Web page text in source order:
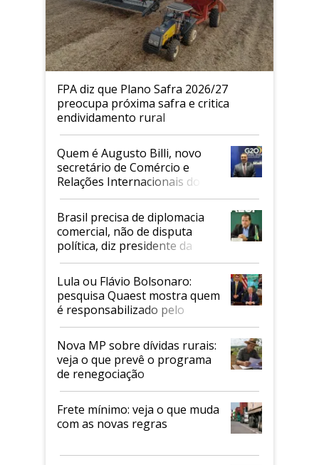
FPA diz que Plano Safra 2026/27
preocupa próxima safra e critica
endividamento rural
Quem é Augusto Billi, novo
secretário de Comércio e
Relações Internacionais do
Mapa
Brasil precisa de diplomacia
comercial, não de disputa
política, diz presidente da
Faesp
Lula ou Flávio Bolsonaro:
pesquisa Quaest mostra quem
é responsabilizado pelo
tarifaço dos EUA
Nova MP sobre dívidas rurais:
veja o que prevê o programa
de renegociação
Frete mínimo: veja o que muda
com as novas regras